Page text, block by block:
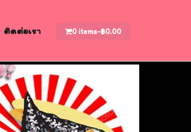
ติดต่อเรา 0 items-฿0.00